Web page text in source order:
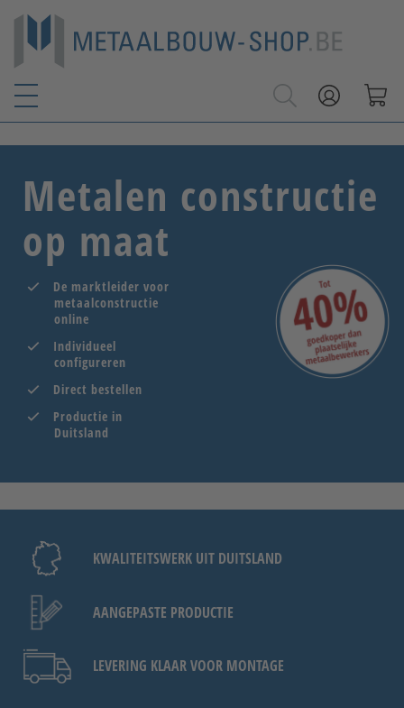
Metalen constructie
op maat
De marktleider voor
metaalconstructie
online
Individueel
configureren
Direct bestellen
Productie in
Duitsland
KWALITEITSWERK UIT DUITSLAND
AANGEPASTE PRODUCTIE
LEVERING KLAAR VOOR MONTAGE